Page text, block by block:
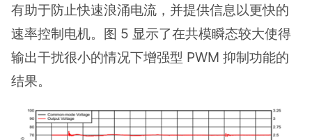
有助于防止快速浪涌电流，并提供信息以更快的
速率控制电机。图 5 显示了在共模瞬态较大使得
输出干扰很小的情况下增强型 PWM 抑制功能的
结果。